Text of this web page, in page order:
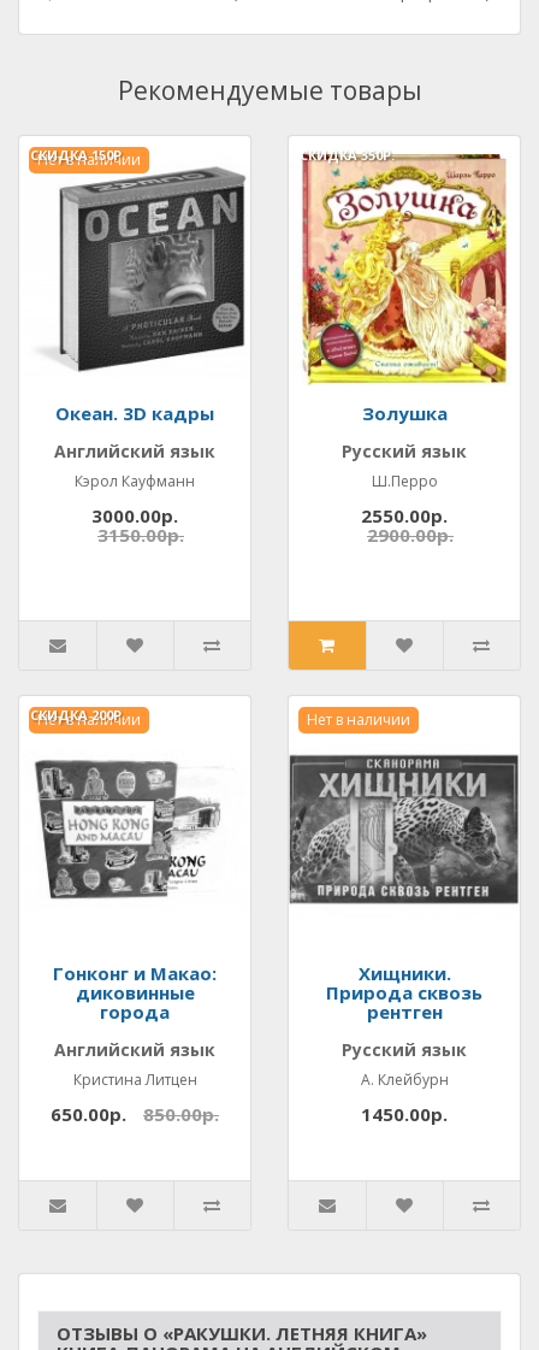
Рекомендуемые товары
Нет в наличии
Океан. 3D кадры
Английский язык
Кэрол Кауфманн
СКИДКА150Р.
3000.00р.
3150.00р.
Золушка
Русский язык
Ш.Перро
СКИДКА350Р.
2550.00р.
2900.00р.
Нет в наличии
Гонконг и Макао:
диковинные
города
Английский язык
Кристина Литцен
СКИДКА200Р.
650.00р. 850.00р.
Нет в наличии
Хищники.
Природа сквозь
рентген
Русский язык
А. Клейбурн
1450.00р.
ОТЗЫВЫ О «РАКУШКИ. ЛЕТНЯЯ КНИГА»